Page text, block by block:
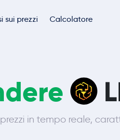
sui prezzi Calcolatore
in tempo reale,